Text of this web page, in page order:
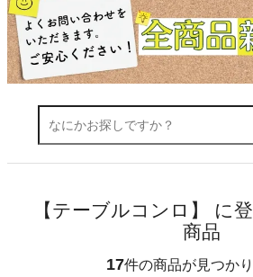
【テーブルコンロ】 に
商品
17件の商品が見つか